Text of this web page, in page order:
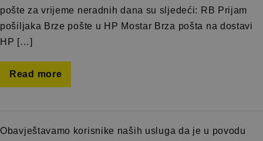
pošte za vrijeme neradnih dana su sljedeći: RB Prijam
pošiljaka Brze pošte u HP Mostar Brza pošta na dostavi
HP […]
Read more
Obavještavamo korisnike naših usluga da je u povodu